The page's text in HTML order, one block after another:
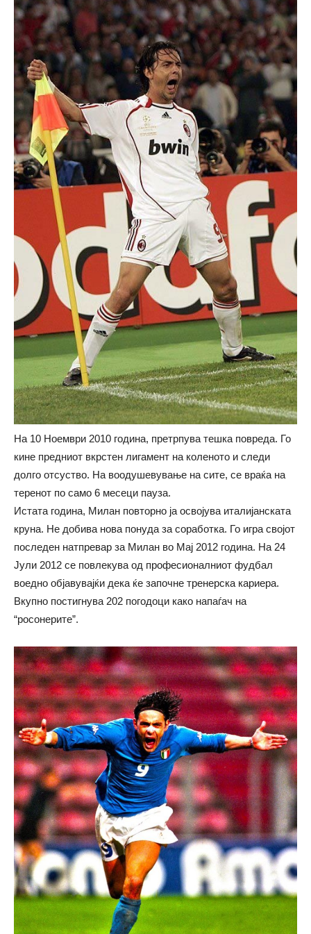
На 10 Ноември 2010 година, претрпува тешка повреда. Го
кине предниот вкрстен лигамент на коленото и следи
долго отсуство. На воодушевување на сите, се враќа на
теренот по само 6 месеци пауза.
Истата година, Милан повторно ја освојува италијанската
круна. Не добива нова понуда за соработка. Го игра својот
последен натпревар за Милан во Мај 2012 година. На 24
Јули 2012 се повлекува од професионалниот фудбал
воедно објавувајќи дека ќе започне тренерска кариера.
Вкупно постигнува 202 погодоци како напаѓач на
“росонерите”.